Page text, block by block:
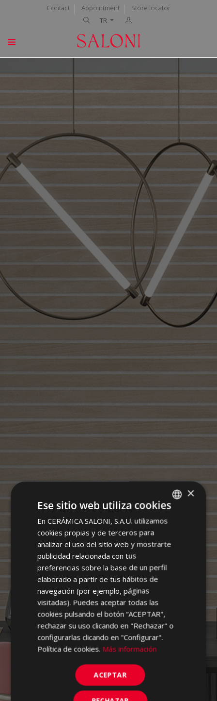
Contact Appointment
Store locator
TR
WIRE SPANISH
ENGLISH
GERMAN
×
Ese sitio web utiliza cookies
En CERÁMICA SALONI, S.A.U. utilizamos
cookies propias y de terceros para
analizar el uso del sitio web y mostrarte
publicidad relacionada con tus
preferencias sobre la base de un perfil
elaborado a partir de tus hábitos de
navegación (por ejemplo, páginas
visitadas). Puedes aceptar todas las
cookies pulsando el botón “ACEPTAR",
rechazar su uso clicando en "Rechazar" o
configurarlas clicando en "Configurar".
Política de cookies. Más información
ACEPTAR